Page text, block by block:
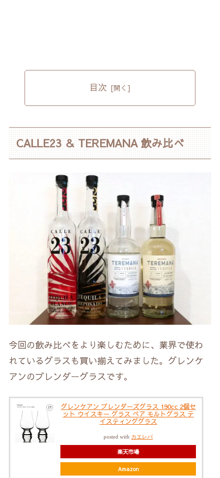
目次
CALLE23 ＆ TEREMANA 飲み比べ
今回の飲み比べをより楽しむために、業界で使わ
れているグラスも買い揃えてみました。グレンケ
アンのブレンダーグラスです。
グレンケアン ブレンダーズグラス 190cc 2個セ
ット ウイスキー グラス ペア モルトグラス テ
イスティンググラス
posted with カエレバ
楽天市場
Amazon